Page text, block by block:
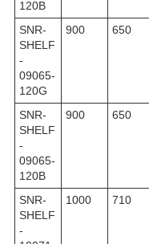
120B
SNR-
SHELF
-
09065-
120G
900 650
SNR-
SHELF
-
09065-
120B
900 650
SNR-
SHELF
-
1000 710